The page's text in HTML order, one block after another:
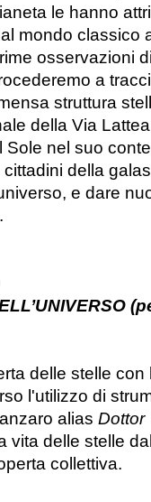
le hanno
mondo classico
osservazioni
a
struttura
della Via
nel suo
della
e dare
delle stelle con
l'utilizzo di
alias Dottor
vita delle stelle
collettiva.